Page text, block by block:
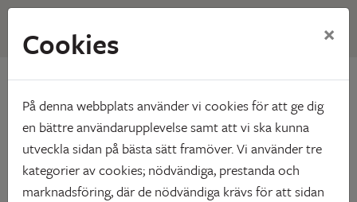
Hem Vårt utbud Våra områden Burträsk
Burträsk
Cookies ×
På denna webbplats använder vi cookies för att ge dig
en bättre användarupplevelse samt att vi ska kunna
utveckla sidan på bästa sätt framöver. Vi använder tre
kategorier av cookies; nödvändiga, prestanda och
marknadsföring, där de nödvändiga krävs för att sidan